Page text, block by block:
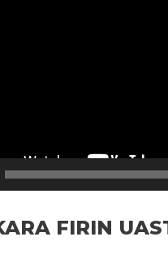
FIRIN